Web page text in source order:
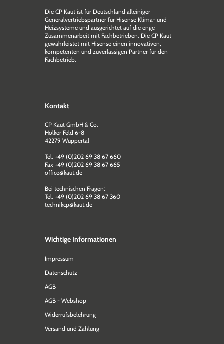
Die CP Kaut ist für Deutschland alleiniger
Generalvertriebspartner für Hisense Klima- und
Heizsysteme und ausgerichtet auf die enge
Zusammen­arbeit mit Fachbetrieben. Die CP Kaut
gewährleistet mit Hisense einen innovativen,
kompetenten und zuverlässigen Partner für den
Fachbetrieb.
Kontakt
CP Kaut GmbH & Co.
Hölker Feld 6-8
42279 Wuppertal
Tel. +49 (0)202 69 38 67 660
Fax +49 (0)202 69 38 67 665
office@kaut.de
Bei technischen Fragen:
Tel. +49 (0)202 69 38 67 360
technikcp@kaut.de
Wichtige Informationen
Impressum
Datenschutz
AGB
AGB - Webshop
Widerrufsbelehrung
Versand und Zahlung